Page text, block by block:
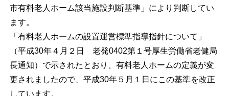
市有料老人ホーム該当施設判断基準」により判断してい
ます。
「有料老人ホームの設置運営標準指導指針について」
（平成30年４月２日 老発0402第１号厚生労働省老健局
長通知）で示されたとおり、有料老人ホームの定義が変
更されましたので、平成30年５月１日にこの基準を改正
しています。